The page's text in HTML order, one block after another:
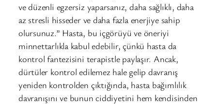
ve düzenli egzersiz yaparsanız, daha sağlıklı, daha
az stresli hisseder ve daha fazla enerjiye sahip
olursunuz.” Hasta, bu içgörüyü ve öneriyi
minnettarlıkla kabul edebilir, çünkü hasta da
kontrol fantezisini terapistle paylaşır. Ancak,
dürtüler kontrol edilemez hale gelip davranış
yeniden kontrolden çıktığında, hasta bağımlılık
davranışını ve bunun ciddiyetini hem kendisinden